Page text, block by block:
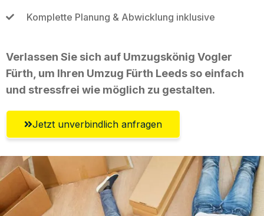
Komplette Planung & Abwicklung inklusive
Verlassen Sie sich auf Umzugskönig Vogler
Fürth, um Ihren Umzug Fürth Leeds so einfach
und stressfrei wie möglich zu gestalten.
Jetzt unverbindlich anfragen